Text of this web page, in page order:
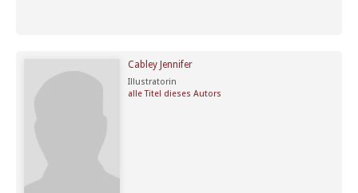
Cabley Jennifer
Illustratorin
alle Titel dieses Autors